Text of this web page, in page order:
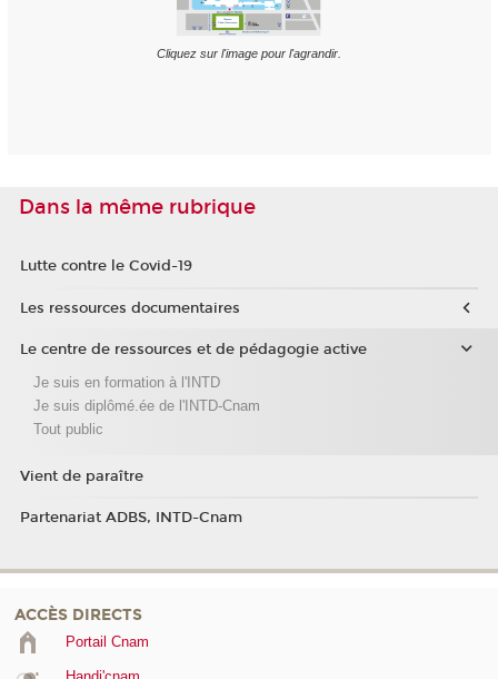
Cliquez sur l'image pour l'agrandir.
Dans la même rubrique
Lutte contre le Covid-19
Les ressources documentaires
Le centre de ressources et de pédagogie active
Je suis en formation à l'INTD
Je suis diplômé.ée de l'INTD-Cnam
Tout public
Vient de paraître
Partenariat ADBS, INTD-Cnam
ACCÈS DIRECTS
Portail Cnam